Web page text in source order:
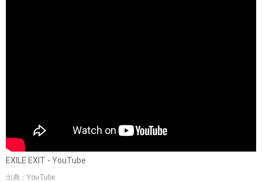
EXILE EXIT - YouTube
出典：YouTube